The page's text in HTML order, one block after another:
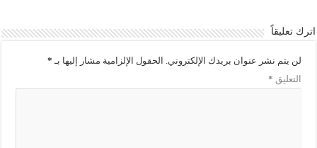
اترك تعليقاً
لن يتم نشر عنوان بريدك الإلكتروني. الحقول الإلزامية مشار إليها بـ *
التعليق *